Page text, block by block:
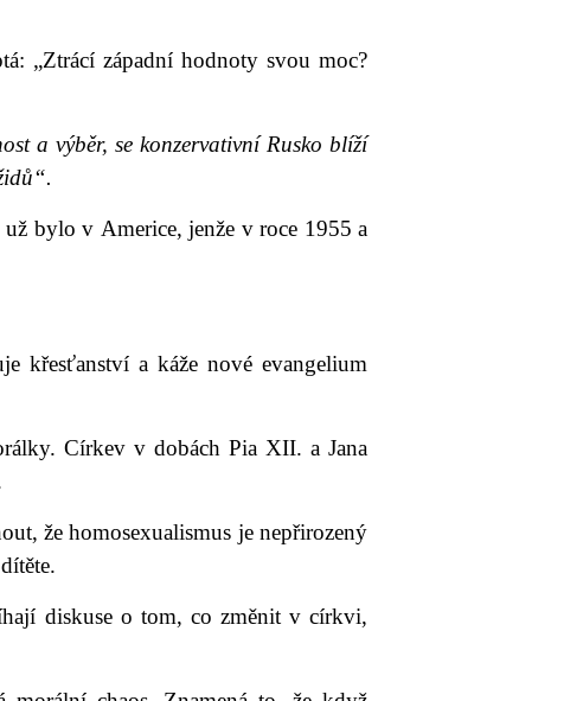
„Ztrácí západní hodnoty svou moc?
a výběr, se konzervativní Rusko blíží
bylo v Americe, jenže v roce 1955 a
křesťanství a káže nové evangelium
Církev v dobách Pia XII. a Jana
že homosexualismus je nepřirozený
diskuse o tom, co změnit v církvi,